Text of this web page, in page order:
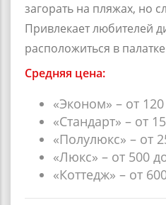
загорать на пляжах, но
Привлекает любителей
расположиться в
Средняя цена:
«Эконом» – от
«Стандарт» – от
«Полулюкс» – от
«Люкс» – от 500
«Коттедж» – от